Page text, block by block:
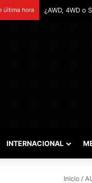
última hora Remontadas
INTERNACIONAL
Inicio /